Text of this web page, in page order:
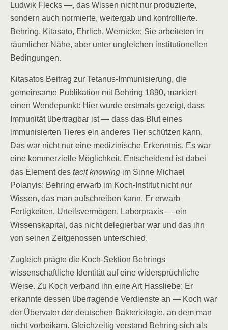
Ludwik Flecks —, das Wissen nicht nur produzierte,
sondern auch normierte, weitergab und kontrollierte.
Behring, Kitasato, Ehrlich, Wernicke: Sie arbeiteten in
räumlicher Nähe, aber unter ungleichen institutionellen
Bedingungen.
Kitasatos Beitrag zur Tetanus-Immunisierung, die
gemeinsame Publikation mit Behring 1890, markiert
einen Wendepunkt: Hier wurde erstmals gezeigt, dass
Immunität übertragbar ist — dass das Blut eines
immunisierten Tieres ein anderes Tier schützen kann.
Das war nicht nur eine medizinische Erkenntnis. Es war
eine kommerzielle Möglichkeit. Entscheidend ist dabei
das Element des tacit knowing im Sinne Michael
Polanyis: Behring erwarb im Koch-Institut nicht nur
Wissen, das man aufschreiben kann. Er erwarb
Fertigkeiten, Urteilsvermögen, Laborpraxis — ein
Wissenskapital, das nicht delegierbar war und das ihn
von seinen Zeitgenossen unterschied.
Zugleich prägte die Koch-Sektion Behrings
wissenschaftliche Identität auf eine widersprüchliche
Weise. Zu Koch verband ihn eine Art Hassliebe: Er
erkannte dessen überragende Verdienste an — Koch war
der Übervater der deutschen Bakteriologie, an dem man
nicht vorbeikam. Gleichzeitig verstand Behring sich als